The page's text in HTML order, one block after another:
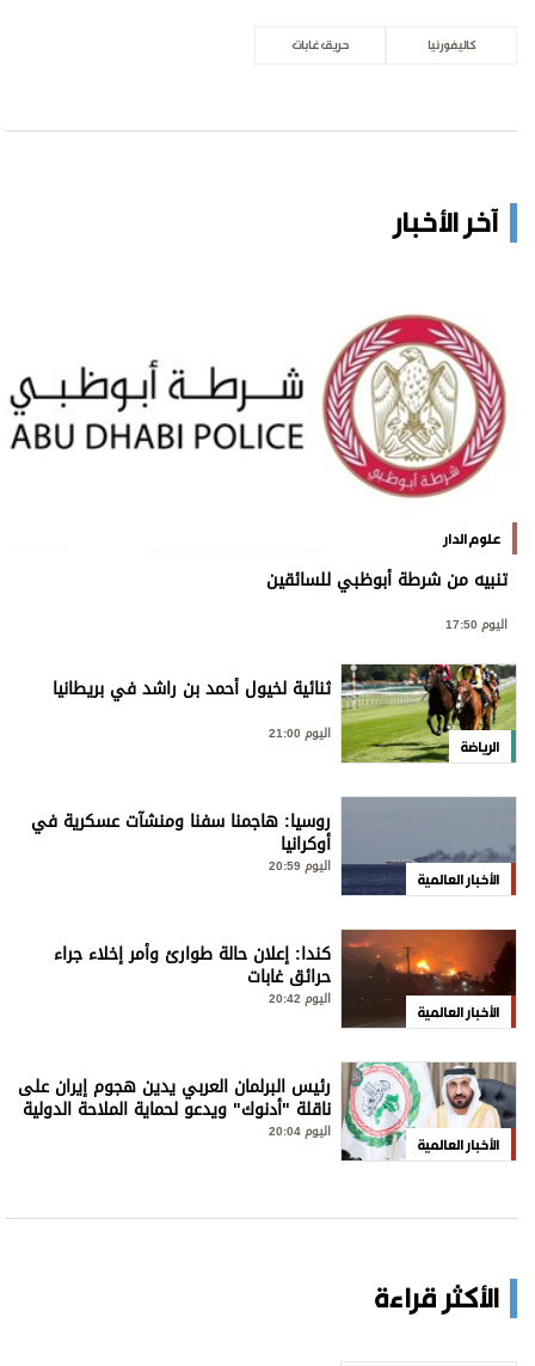
كاليفورنيا حريق غابات
آخر الأخبار
علوم الدار
تنبيه من شرطة أبوظبي للسائقين
اليوم 17:50
الرياضة
ثنائية لخيول أحمد بن راشد في بريطانيا
اليوم 21:00
الأخبار العالمية
روسيا: هاجمنا سفنا ومنشآت عسكرية في
أوكرانيا
اليوم 20:59
الأخبار العالمية
كندا: إعلان حالة طوارئ وأمر إخلاء جراء
حرائق غابات
اليوم 20:42
الأخبار العالمية
رئيس البرلمان العربي يدين هجوم إيران على
ناقلة "أدنوك" ويدعو لحماية الملاحة الدولية
اليوم 20:04
الأكثر قراءة